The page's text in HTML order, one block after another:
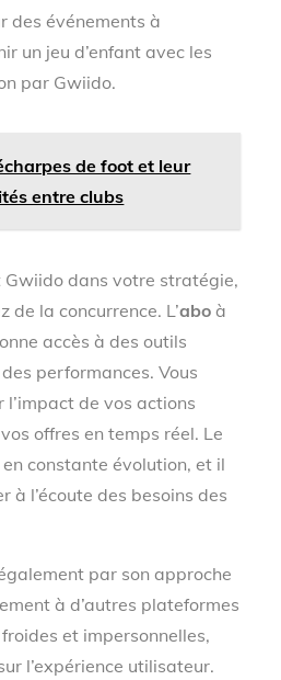
des événements à
un jeu d’enfant avec les
par Gwiido.
de foot et leur
entre clubs
Gwiido dans votre stratégie,
de la concurrence. L’abo à
accès à des outils
performances. Vous
l’impact de vos actions
offres en temps réel. Le
constante évolution, et il
à l’écoute des besoins des
par son approche
à d’autres plateformes
et impersonnelles,
l’expérience utilisateur.